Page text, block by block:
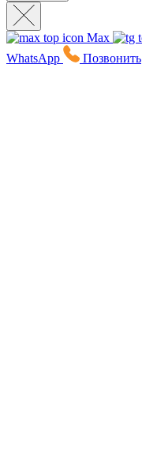
Max
WhatsApp
Позвонить